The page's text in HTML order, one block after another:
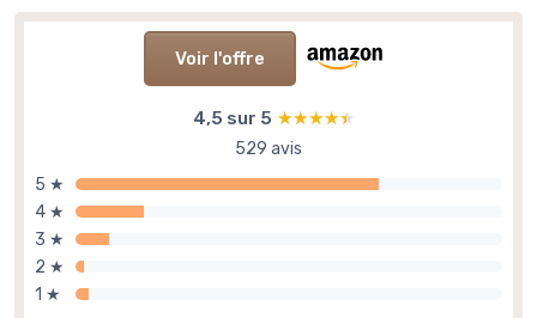
Voir l'offre
4,5 sur 5 ★★★★★
★★★★★
529 avis
5 ★
4 ★
3 ★
2 ★
1 ★